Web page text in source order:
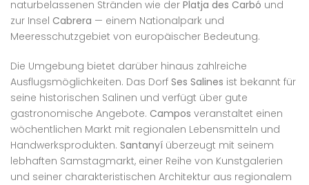
naturbelassenen Stränden wie der Platja des Carbó und
zur Insel Cabrera — einem Nationalpark und
Meeresschutzgebiet von europäischer Bedeutung.
Die Umgebung bietet darüber hinaus zahlreiche
Ausflugsmöglichkeiten. Das Dorf Ses Salines ist bekannt für
seine historischen Salinen und verfügt über gute
gastronomische Angebote. Campos veranstaltet einen
wöchentlichen Markt mit regionalen Lebensmitteln und
Handwerksprodukten. Santanyí überzeugt mit seinem
lebhaften Samstagmarkt, einer Reihe von Kunstgalerien
und seiner charakteristischen Architektur aus regionalem